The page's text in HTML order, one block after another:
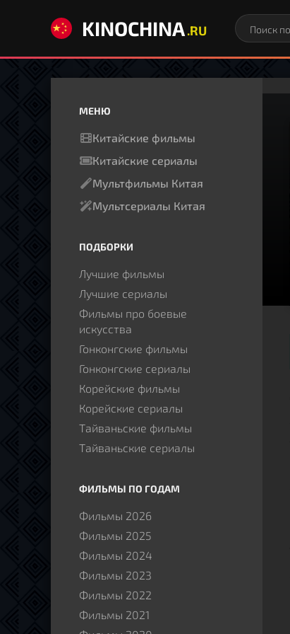
KINOCHINA.RU
МЕНЮ
Китайские фильмы
Китайские сериалы
Мультфильмы Китая
Мультсериалы Китая
ПОДБОРКИ
Лучшие фильмы
Лучшие сериалы
Фильмы про боевые
искусства
Гонконгские фильмы
Гонконгские сериалы
Корейские фильмы
Корейские сериалы
Тайваньские фильмы
Тайваньские сериалы
ФИЛЬМЫ ПО ГОДАМ
Фильмы 2026
Фильмы 2025
Фильмы 2024
Фильмы 2023
Фильмы 2022
Фильмы 2021